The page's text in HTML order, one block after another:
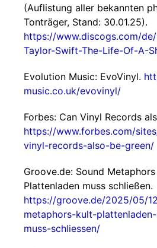
(Auflistung aller bekannten
Tonträger, Stand: 30.01.25).
https://www.discogs.com/
Taylor-Swift-The-Life-Of-A-
Evolution Music: EvoVinyl.
music.co.uk/evovinyl/
Forbes: Can Vinyl Records
https://www.forbes.com/
vinyl-records-also-be-green/
Groove.de: Sound
Plattenladen muss schließen.
https://groove.de/2025/05/
metaphors-kult-
muss-schliessen/